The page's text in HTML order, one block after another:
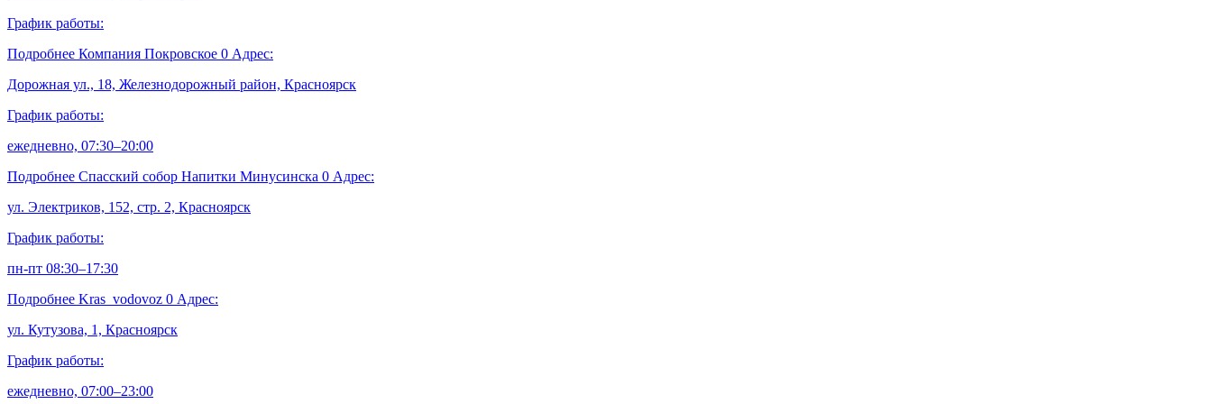
График работы:
Подробнее Компания Покровское 0 Адрес:
Дорожная ул., 18, Железнодорожный район, Красноярск
График работы:
ежедневно, 07:30–20:00
Подробнее Спасский собор Напитки Минусинска 0 Адрес:
ул. Электриков, 152, стр. 2, Красноярск
График работы:
пн-пт 08:30–17:30
Подробнее Kras_vodovoz 0 Адрес:
ул. Кутузова, 1, Красноярск
График работы:
ежедневно, 07:00–23:00